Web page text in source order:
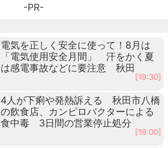
-PR-
電気を正しく安全に使って！8月は
「電気使用安全月間」 汗をかく夏
は感電事故などに要注意 秋田
[19:30]
4人が下痢や発熱訴える 秋田市八橋
の飲食店、カンピロバクターによる
食中毒 3日間の営業停止処分
[19:00]